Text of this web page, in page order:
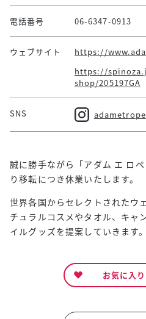
電話番号 06-6347-0913
ウェブサイト
https://
https://
shop/205197GA
SNS adametrope
誠に勝手ながら「アダム エ ロ
り移転につき休業いたします。
世界各国からセレクトされたウ
チュラルコスメやタオル、キャ
イルグッズを提案していきます。
お気に入